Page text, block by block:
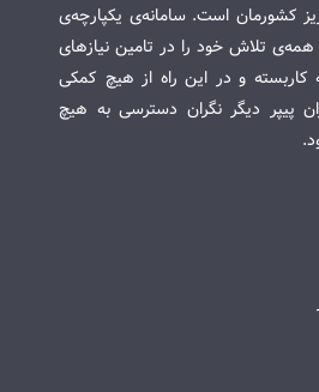
کشورمان است. سامانه‌ی یکپارچه‌ی
همه‌ی تلاش خود را در تامین نیازهای
و در این راه از هیچ کمکی
پیپر دیگر نگران دسترسی به هیچ